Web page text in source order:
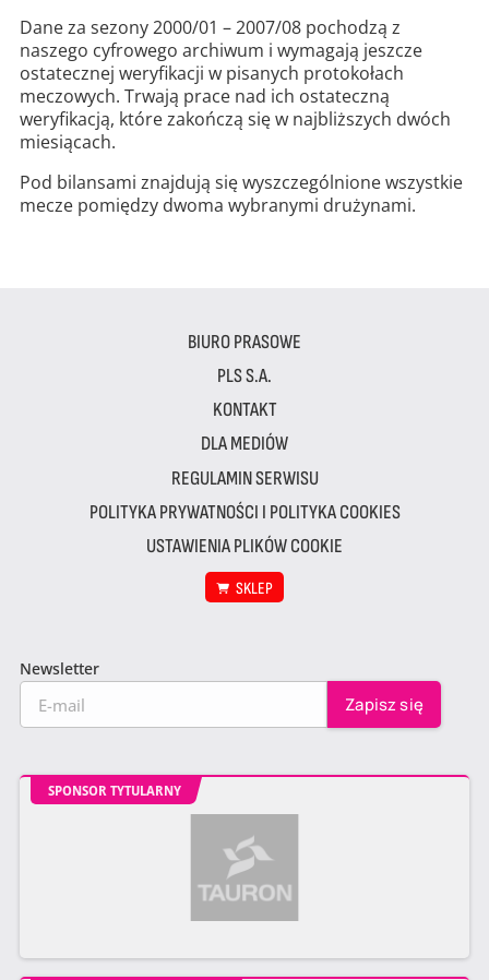
Dane za sezony 2000/01 – 2007/08 pochodzą z
naszego cyfrowego archiwum i wymagają jeszcze
ostatecznej weryfikacji w pisanych protokołach
meczowych. Trwają prace nad ich ostateczną
weryfikacją, które zakończą się w najbliższych dwóch
miesiącach.
Pod bilansami znajdują się wyszczególnione wszystkie
mecze pomiędzy dwoma wybranymi drużynami.
BIURO PRASOWE
PLS S.A.
KONTAKT
DLA MEDIÓW
REGULAMIN SERWISU
POLITYKA PRYWATNOŚCI I POLITYKA COOKIES
USTAWIENIA PLIKÓW COOKIE
SKLEP
Newsletter
SPONSOR TYTULARNY